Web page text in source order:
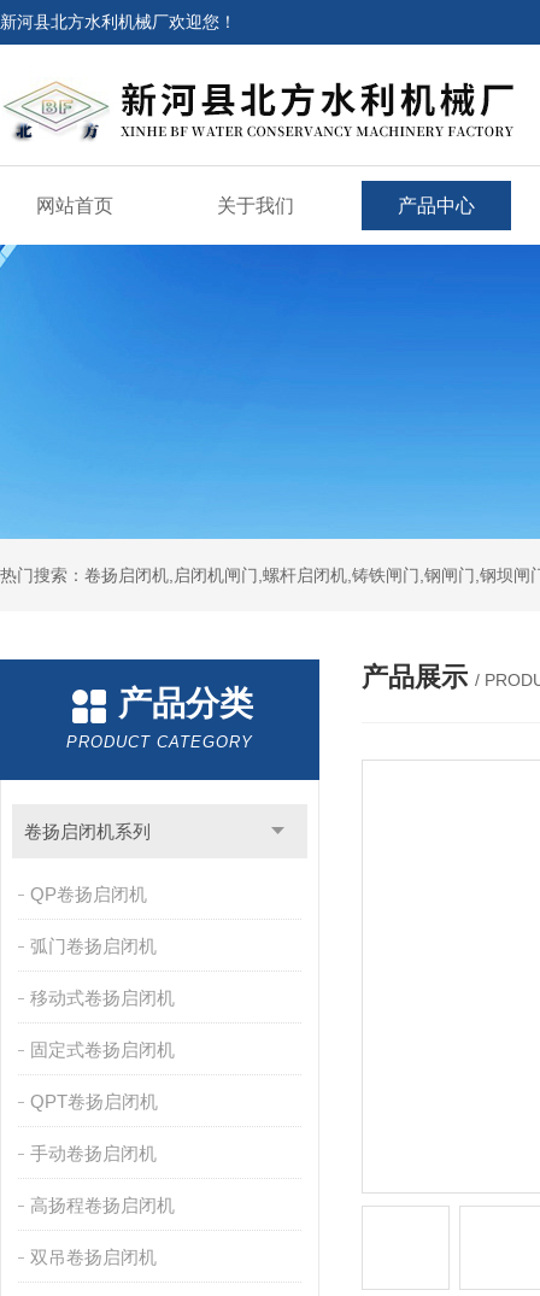
新河县北方水利机械厂欢迎您！
网站首页 关于我们 产品中心
热门搜索：卷扬启闭机,启闭机闸门,螺杆启闭机,铸铁闸门,钢闸门,钢坝
产品分类
PRODUCT CATEGORY
卷扬启闭机系列
QP卷扬启闭机
弧门卷扬启闭机
移动式卷扬启闭机
固定式卷扬启闭机
QPT卷扬启闭机
手动卷扬启闭机
高扬程卷扬启闭机
双吊卷扬启闭机
产品展示 /